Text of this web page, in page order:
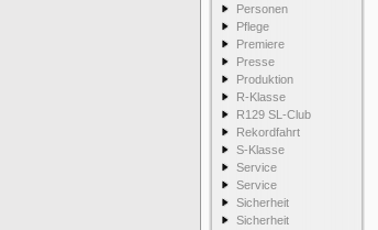
Personen
Pflege
Premiere
Presse
Produktion
R-Klasse
R129 SL-Club
Rekordfahrt
S-Klasse
Service
Service
Sicherheit
Sicherheit